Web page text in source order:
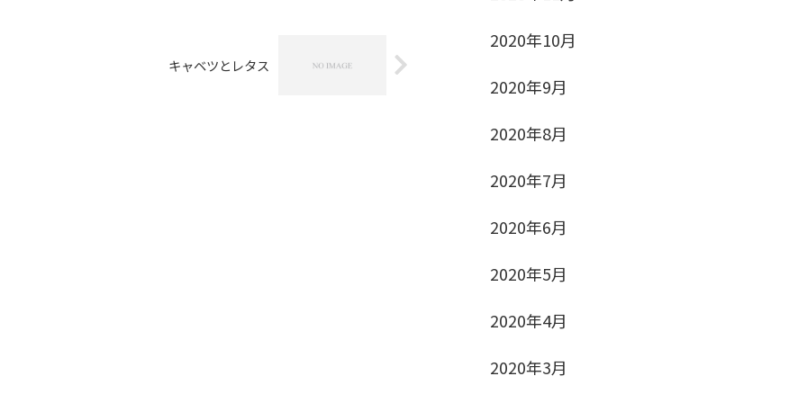
キャベツとレタス
2020年10月
2020年9月
2020年8月
2020年7月
2020年6月
2020年5月
2020年4月
2020年3月